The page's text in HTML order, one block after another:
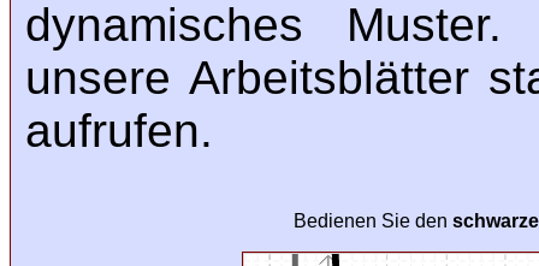
dynamisches
unsere Arbeitsblätter
aufrufen.
Bedienen Sie den